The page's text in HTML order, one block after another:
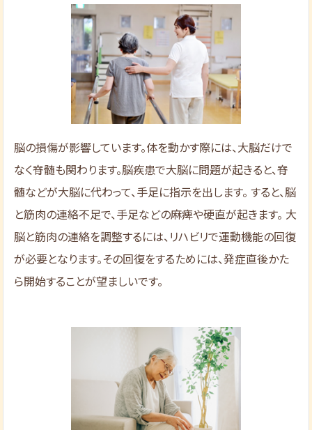
脳の損傷が影響しています。体を動かす際には、大脳だけで
なく脊髄も関わります。脳疾患で大脳に問題が起きると、脊
髄などが大脳に代わって、手足に指示を出します。 すると、脳
と筋肉の連絡不足で、手足などの麻痺や硬直が起きます。 大
脳と筋肉の連絡を調整するには、リハビリで運動機能の回復
が必要となります。その回復をするためには、発症直後かた
ら開始することが望ましいです。